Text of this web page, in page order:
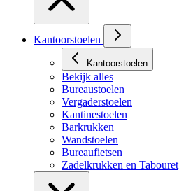
Kantoorstoelen
Kantoorstoelen
Bekijk alles
Bureaustoelen
Vergaderstoelen
Kantinestoelen
Barkrukken
Wandstoelen
Bureaufietsen
Zadelkrukken en Tabouret